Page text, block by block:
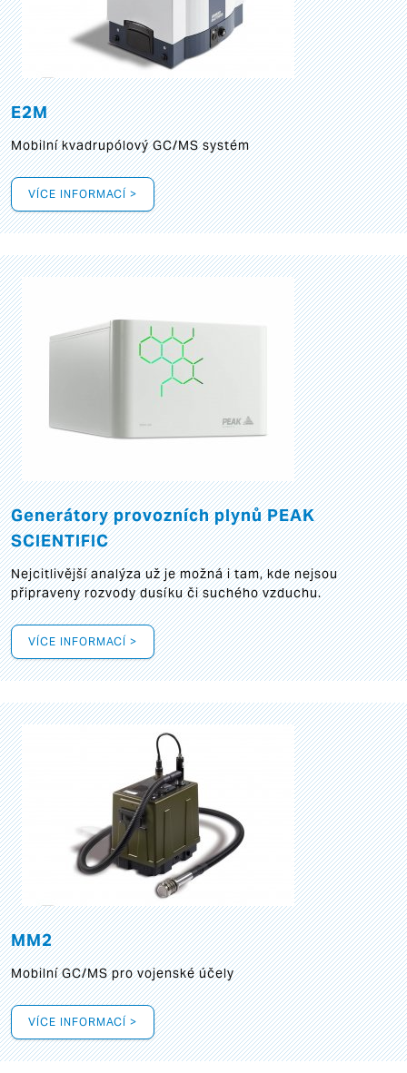
E2M
Mobilní kvadrupólový GC/MS systém
VÍCE INFORMACÍ >
Generátory provozních plynů PEAK
SCIENTIFIC
Nejcitlivější analýza už je možná i tam, kde nejsou
připraveny rozvody dusíku či suchého vzduchu.
VÍCE INFORMACÍ >
MM2
Mobilní GC/MS pro vojenské účely
VÍCE INFORMACÍ >